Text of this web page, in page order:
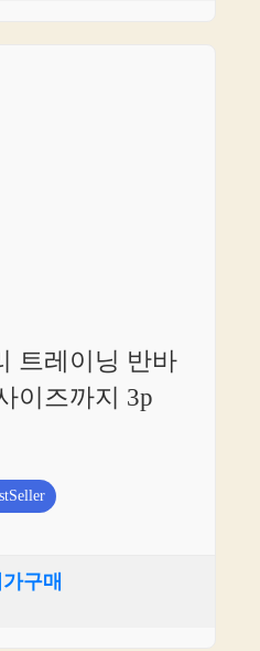
트레이닝 반바
이즈까지 3p
구매